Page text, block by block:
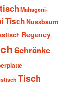
Mahagoni-
TischNussbaum
Regency
Schränke
Tisch